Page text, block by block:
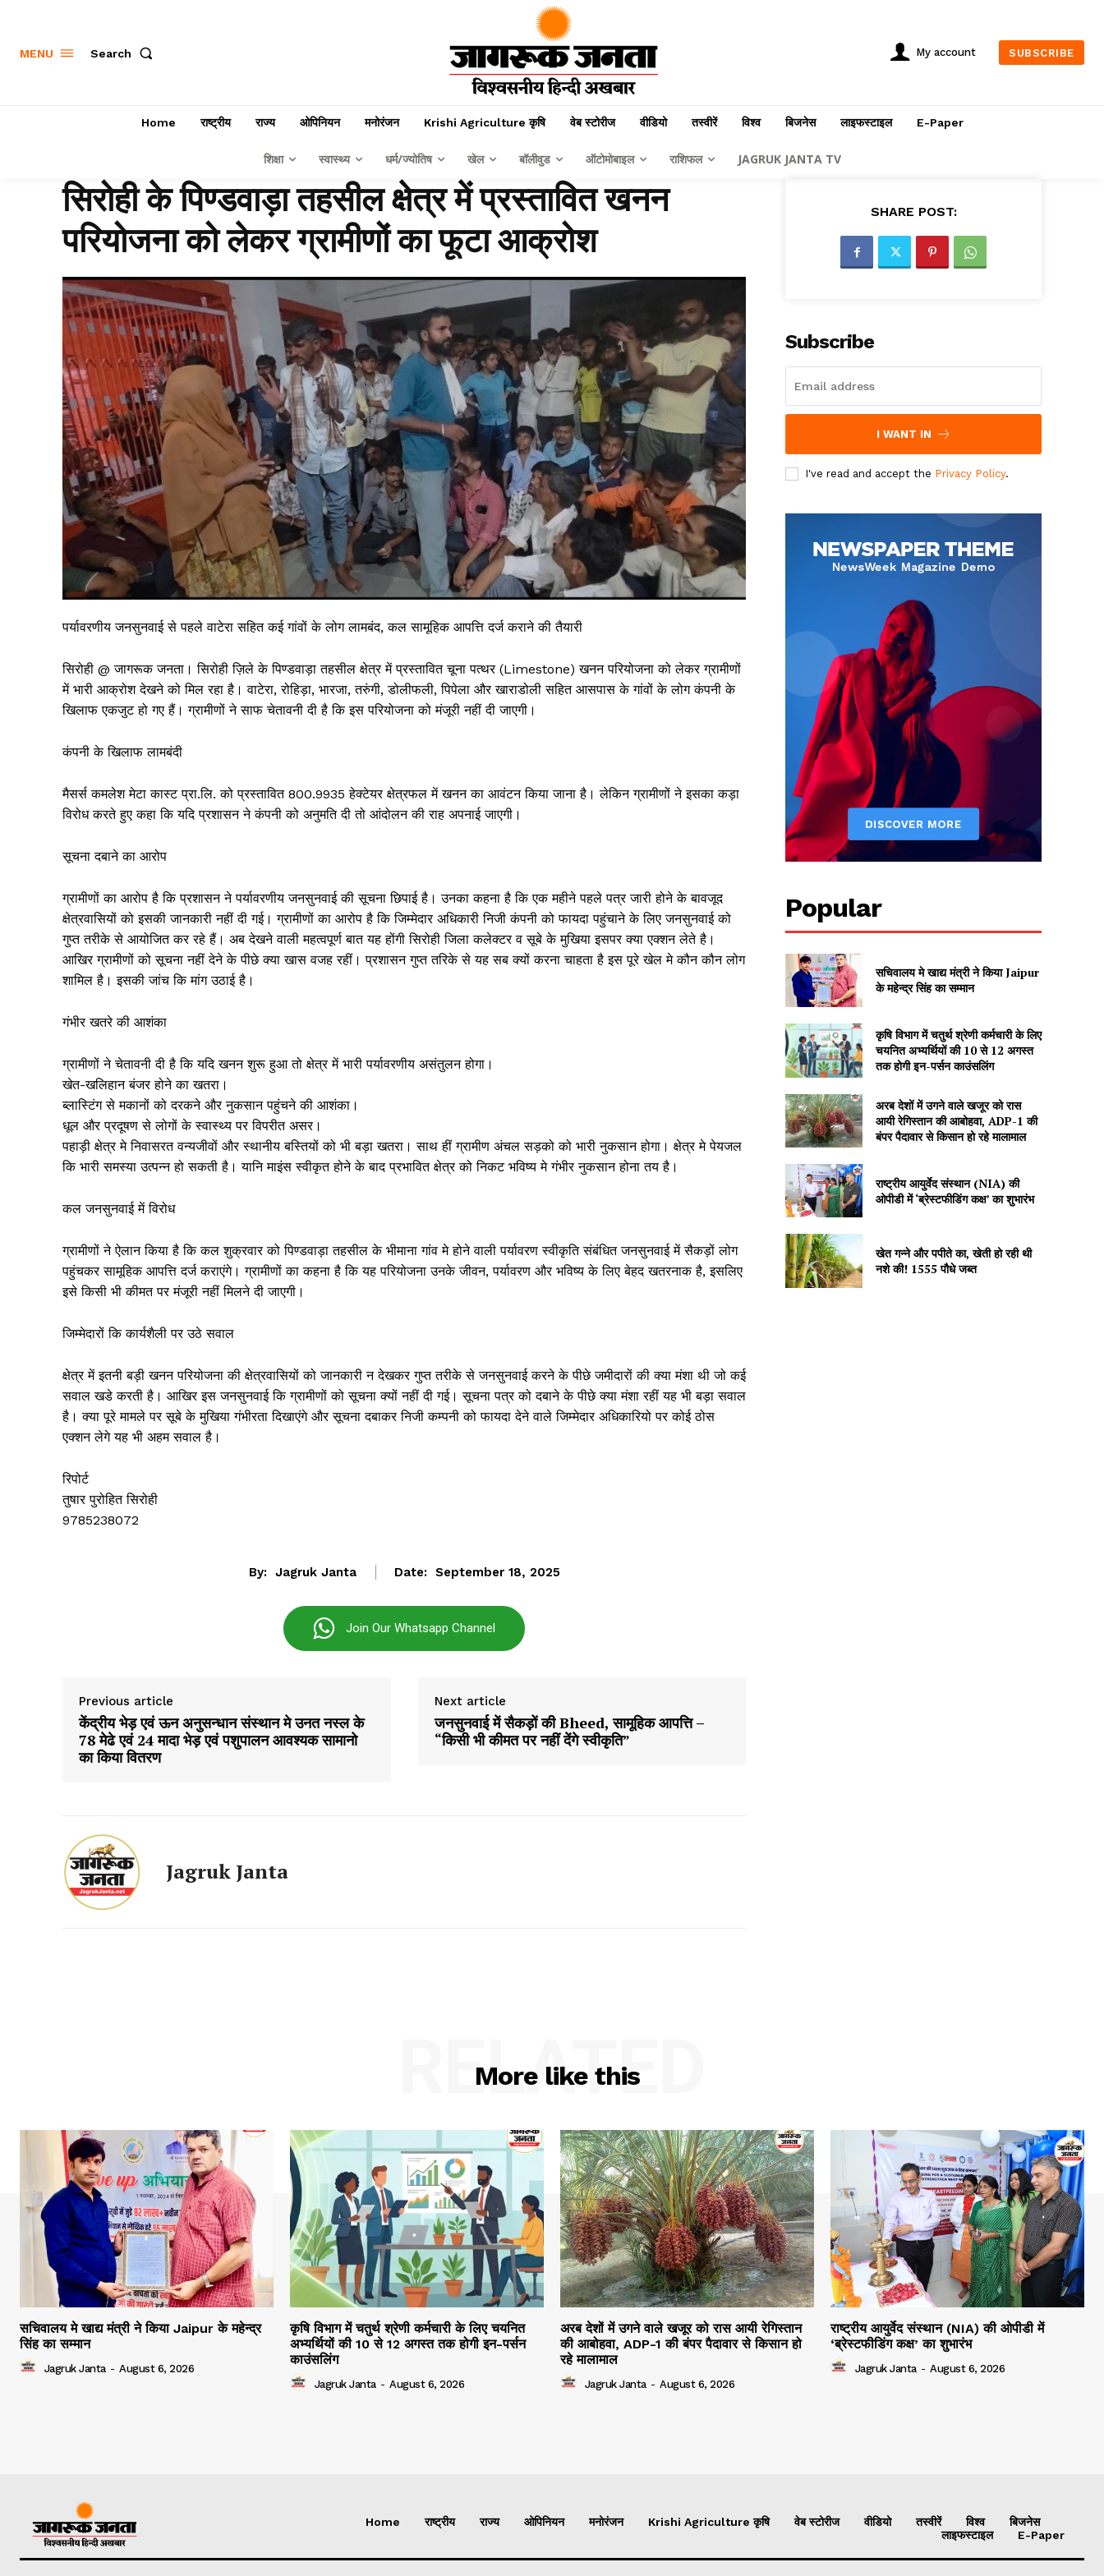
Jagruk Janta
SUBSCRIBE NOW
Company
About
MENU Search My account SUBSCRIBE
Home राष्ट्रीय राज्य ओपिनियन मनोरंजन Krishi Agriculture कृषि वेब स्टोरीज वीडियो तस्वीरें विश्व बिजनेस लाइफस्टाइल E-Paper
शिक्षा स्वास्थ्य धर्म/ज्योतिष खेल बॉलीवुड ऑटोमोबाइल राशिफल JAGRUK JANTA TV
सिरोही के पिण्डवाड़ा तहसील क्षेत्र में प्रस्तावित खनन
परियोजना को लेकर ग्रामीणों का फूटा आक्रोश
पर्यावरणीय जनसुनवाई से पहले वाटेरा सहित कई गांवों के लोग लामबंद, कल सामूहिक आपत्ति दर्ज कराने की तैयारी
सिरोही @ जागरूक जनता। सिरोही ज़िले के पिण्डवाड़ा तहसील क्षेत्र में प्रस्तावित चूना पत्थर (Limestone) खनन परियोजना को लेकर ग्रामीणों
में भारी आक्रोश देखने को मिल रहा है। वाटेरा, रोहिड़ा, भारजा, तरुंगी, डोलीफली, पिपेला और खाराडोली सहित आसपास के गांवों के लोग कंपनी के
खिलाफ एकजुट हो गए हैं। ग्रामीणों ने साफ चेतावनी दी है कि इस परियोजना को मंजूरी नहीं दी जाएगी।
कंपनी के खिलाफ लामबंदी
मैसर्स कमलेश मेटा कास्ट प्रा.लि. को प्रस्तावित 800.9935 हेक्टेयर क्षेत्रफल में खनन का आवंटन किया जाना है। लेकिन ग्रामीणों ने इसका कड़ा
विरोध करते हुए कहा कि यदि प्रशासन ने कंपनी को अनुमति दी तो आंदोलन की राह अपनाई जाएगी।
सूचना दबाने का आरोप
ग्रामीणों का आरोप है कि प्रशासन ने पर्यावरणीय जनसुनवाई की सूचना छिपाई है। उनका कहना है कि एक महीने पहले पत्र जारी होने के बावजूद
क्षेत्रवासियों को इसकी जानकारी नहीं दी गई। ग्रामीणों का आरोप है कि जिम्मेदार अधिकारी निजी कंपनी को फायदा पहुंचाने के लिए जनसुनवाई को
गुप्त तरीके से आयोजित कर रहे हैं। अब देखने वाली महत्वपूर्ण बात यह होंगी सिरोही जिला कलेक्टर व सूबे के मुखिया इसपर क्या एक्शन लेते है।
आखिर ग्रामीणों को सूचना नहीं देने के पीछे क्या खास वजह रहीं। प्रशासन गुप्त तरिके से यह सब क्यों करना चाहता है इस पूरे खेल मे कौन कौन लोग
शामिल है। इसकी जांच कि मांग उठाई है।
गंभीर खतरे की आशंका
ग्रामीणों ने चेतावनी दी है कि यदि खनन शुरू हुआ तो क्षेत्र में भारी पर्यावरणीय असंतुलन होगा।
खेत-खलिहान बंजर होने का खतरा।
ब्लास्टिंग से मकानों को दरकने और नुकसान पहुंचने की आशंका।
धूल और प्रदूषण से लोगों के स्वास्थ्य पर विपरीत असर।
पहाड़ी क्षेत्र मे निवासरत वन्यजीवों और स्थानीय बस्तियों को भी बड़ा खतरा। साथ हीं ग्रामीण अंचल सड़को को भारी नुकसान होगा। क्षेत्र मे पेयजल
कि भारी समस्या उत्पन्न हो सकती है। यानि माइंस स्वीकृत होने के बाद प्रभावित क्षेत्र को निकट भविष्य मे गंभीर नुकसान होना तय है।
कल जनसुनवाई में विरोध
ग्रामीणों ने ऐलान किया है कि कल शुक्रवार को पिण्डवाड़ा तहसील के भीमाना गांव मे होने वाली पर्यावरण स्वीकृति संबंधित जनसुनवाई में सैकड़ों लोग
पहुंचकर सामूहिक आपत्ति दर्ज कराएंगे। ग्रामीणों का कहना है कि यह परियोजना उनके जीवन, पर्यावरण और भविष्य के लिए बेहद खतरनाक है, इसलिए
इसे किसी भी कीमत पर मंजूरी नहीं मिलने दी जाएगी।
जिम्मेदारों कि कार्यशैली पर उठे सवाल
क्षेत्र में इतनी बड़ी खनन परियोजना की क्षेत्रवासियों को जानकारी न देखकर गुप्त तरीके से जनसुनवाई करने के पीछे जमीदारों की क्या मंशा थी जो कई
सवाल खडे करती है। आखिर इस जनसुनवाई कि ग्रामीणों को सूचना क्यों नहीं दी गई। सूचना पत्र को दबाने के पीछे क्या मंशा रहीं यह भी बड़ा सवाल
है। क्या पूरे मामले पर सूबे के मुखिया गंभीरता दिखाएंगे और सूचना दबाकर निजी कम्पनी को फायदा देने वाले जिम्मेदार अधिकारियो पर कोई ठोस
एक्शन लेगे यह भी अहम सवाल है।
रिपोर्ट
तुषार पुरोहित सिरोही
9785238072
By: Jagruk Janta Date: September 18, 2025
Join Our Whatsapp Channel
Previous article
केंद्रीय भेड़ एवं ऊन अनुसन्धान संस्थान मे उनत नस्ल के
78 मेढे एवं 24 मादा भेड़ एवं पशुपालन आवश्यक सामानो
का किया वितरण
Next article
जनसुनवाई में सैकड़ों की Bheed, सामूहिक आपत्ति –
“किसी भी कीमत पर नहीं देंगे स्वीकृति”
Jagruk Janta
SHARE POST:
Subscribe
I WANT IN
I've read and accept the Privacy Policy.
Popular
सचिवालय मे खाद्य मंत्री ने किया Jaipur
के महेन्द्र सिंह का सम्मान
कृषि विभाग में चतुर्थ श्रेणी कर्मचारी के लिए
चयनित अभ्यर्थियों की 10 से 12 अगस्त
तक होगी इन-पर्सन काउंसलिंग
अरब देशों में उगने वाले खजूर को रास
आयी रेगिस्तान की आबोहवा, ADP-1 की
बंपर पैदावार से किसान हो रहे मालामाल
राष्ट्रीय आयुर्वेद संस्थान (NIA) की
ओपीडी में ‘ब्रेस्टफीडिंग कक्ष’ का शुभारंभ
खेत गन्ने और पपीते का, खेती हो रही थी
नशे की! 1555 पौधे जब्त
More like this
RELATED
सचिवालय मे खाद्य मंत्री ने किया Jaipur के महेन्द्र
सिंह का सम्मान
Jagruk Janta - August 6, 2026
कृषि विभाग में चतुर्थ श्रेणी कर्मचारी के लिए चयनित
अभ्यर्थियों की 10 से 12 अगस्त तक होगी इन-पर्सन
काउंसलिंग
Jagruk Janta - August 6, 2026
अरब देशों में उगने वाले खजूर को रास आयी रेगिस्तान
की आबोहवा, ADP-1 की बंपर पैदावार से किसान हो
रहे मालामाल
Jagruk Janta - August 6, 2026
राष्ट्रीय आयुर्वेद संस्थान (NIA) की ओपीडी में
‘ब्रेस्टफीडिंग कक्ष’ का शुभारंभ
Jagruk Janta - August 6, 2026
Home राष्ट्रीय राज्य ओपिनियन मनोरंजन Krishi Agriculture कृषि वेब स्टोरीज वीडियो तस्वीरें विश्व
बिजनेस
लाइफस्टाइल
E-Paper